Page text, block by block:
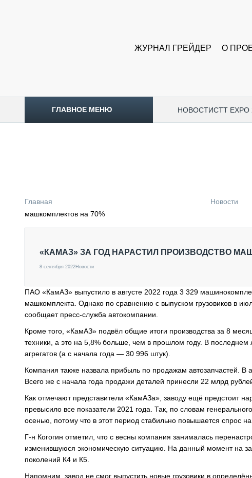
ЖУРНАЛ ГРЕЙДЕР О
ГЛАВНОЕ МЕНЮ НОВОСТИCTT EXPO
ОБЗОР РЫНКА
ГРУЗОПЕРЕВОЗКИ
ИСПЫТАТЕЛИ
ТЕХНОЛОГИИ
ДОРОЖНАЯ ИНДУСТРИЯ
СЕРВИСМЕНЫ
Главная Новости
машкомплектов на 70%
«КАМАЗ» ЗА ГОД НАРАСТИЛ ПРОИЗВОДСТВО
8 сентября 2022Новости
ПАО «КамАЗ» выпустило в августе 2022 года 3 329
машкомплекта. Однако по сравнению с выпуском грузовиков в
сообщает пресс-служба автокомпании.
Кроме того, «КамАЗ» подвёл общие итоги производства за 8
техники, а это на 5,8% больше, чем в прошлом году. В
агрегатов (а с начала года — 30 996 штук).
Компания также назвала прибыль по продажам автозапчастей. В
Всего же с начала года продажи деталей принесли 22 млрд
Как отмечают представители «КамАЗа», заводу ещё предстоит
превысило все показатели 2021 года. Так, по словам
осенью, потому что в этот период стабильно повышается спрос
Г-н Когогин отметил, что с весны компания занималась
изменившуюся экономическую ситуацию. На данный момент на
поколений К4 и К5.
Напомним, завод не смог выпустить новые грузовики в